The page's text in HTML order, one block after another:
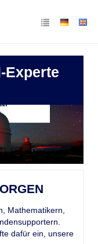
Experte
Mathematikern,
dafür ein, unsere